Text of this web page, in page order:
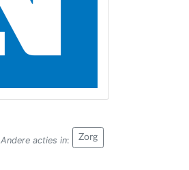
Andere acties in: Zorg